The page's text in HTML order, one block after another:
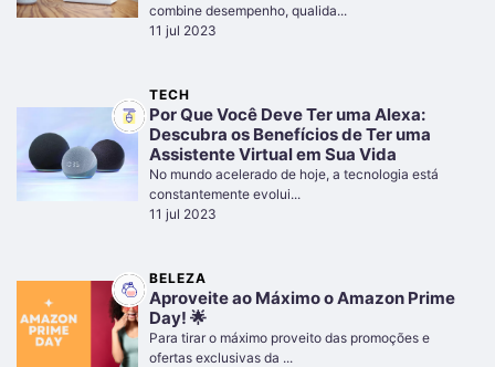
combine desempenho, qualida...
11 jul 2023
TECH
Por Que Você Deve Ter uma Alexa:
Descubra os Benefícios de Ter uma
Assistente Virtual em Sua Vida
No mundo acelerado de hoje, a tecnologia está
constantemente evolui...
11 jul 2023
BELEZA
Aproveite ao Máximo o Amazon Prime
Day! 🌟
Para tirar o máximo proveito das promoções e
ofertas exclusivas da ...